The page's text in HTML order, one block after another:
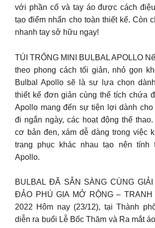
với phần cổ và tay áo được cách
tạo điểm nhấn cho toàn thiết kế. Còn
nhanh tay sở hữu ngay!
TÚI TRỐNG MINI BULBAL APOLLO
theo phong cách tối giản, nhỏ gọn
Bulbal Apollo sẽ là sự lựa chọn
thiết kế đơn giản cùng thể tích chứa
Apollo mang đến sự tiện lợi dành cho
đi ngắn ngày, các hoạt động thể
cơ bản đen, xám dễ dàng trong việc
trang phục khác nhau tạo nên tính
Apollo.
BULBAL ĐÃ SẴN SÀNG CÙNG
ĐẢO PHÚ GIA MỞ RỘNG – TRANH
2022 Hôm nay (23/12), tại Thành
diễn ra buổi Lễ Bốc Thăm và Ra mắt